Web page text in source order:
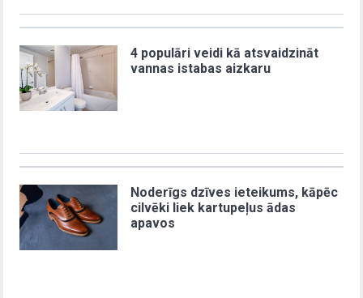
4 populāri veidi kā atsvaidzināt
vannas istabas aizkaru
Noderīgs dzīves ieteikums, kāpēc
cilvēki liek kartupeļus ādas
apavos